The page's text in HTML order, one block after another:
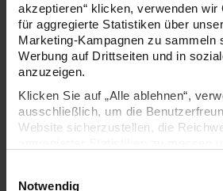
akzeptieren“ klicken, verwenden wir
für aggregierte Statistiken über
Marketing-Kampagnen zu sammeln
Werbung auf Drittseiten und in
anzuzeigen.
Klicken Sie auf „Alle ablehnen“,
ausschließlich, um die
Website sicherzustellen, die
Ihre Einwilligung ist freiwillig und
Notwendig
Hersteller:
Rico Design
Pinsel Art School Aquarell
11 Pinselgrößen
Rico
Pinsel